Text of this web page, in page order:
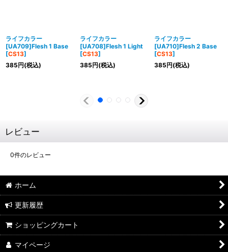
ライフカラー
[UA709]Flesh 1 Base
[CS13]
385円(税込)
ライフカラー
[UA708]Flesh 1 Light
[CS13]
385円(税込)
ライフカラー
[UA710]Flesh 2 Base
[CS13]
385円(税込)
レビュー
0件のレビュー
ホーム
更新履歴
ショッピングカート
マイページ